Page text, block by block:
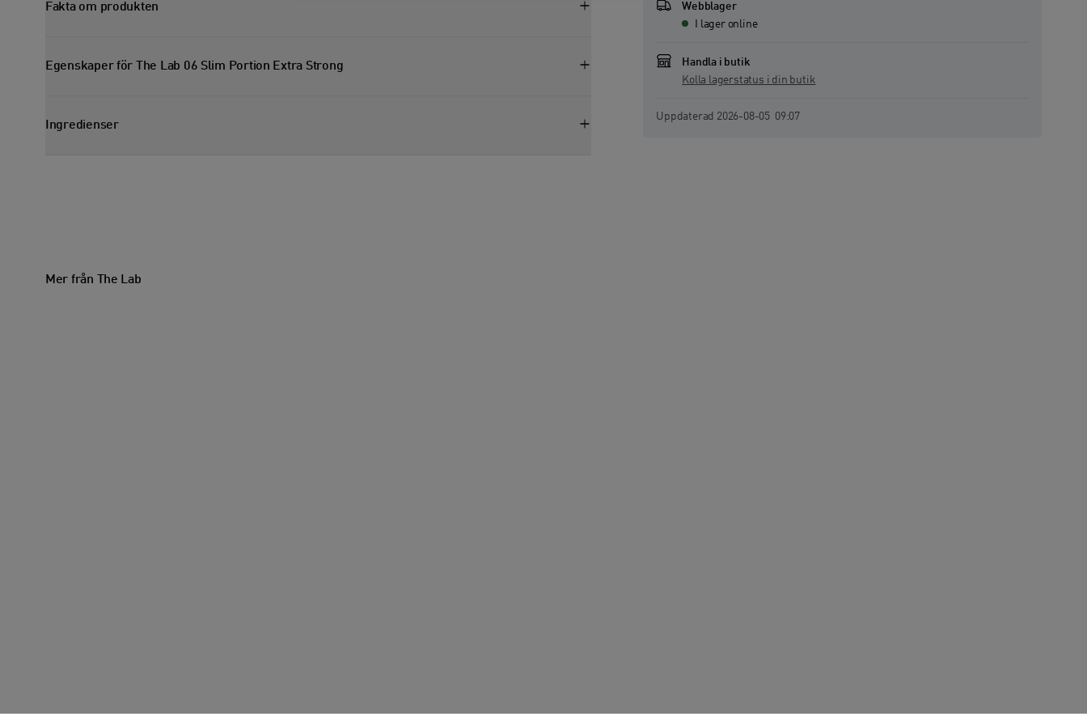
Fakta om produkten
Visa faktasektion
Egenskaper för The Lab 06 Slim Portion Extra Strong
Visa egenskapssektion
Ingredienser
Visa ingredienssektion
Webblager
I lager online
Handla i butik
Kolla lagerstatus i din butik
Lagerstatus senast uppdaterad:
Uppdaterad 2026-08-05 09:07
Mer från The Lab